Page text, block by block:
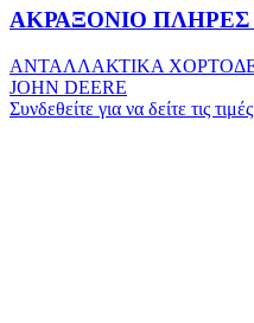
ΑΚΡΑΞΟΝΙΟ ΠΛΗΡΕΣ
ΑΝΤΑΛΛΑΚΤΙΚΑ
JOHN DEERE
Συνδεθείτε για να δείτε τις τιμές